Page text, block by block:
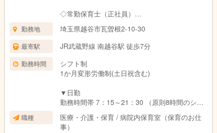
※持ち帰りの業務はほとんどありません。
【夜勤について】
16:00～ 夜勤預かりのお子さんが登園（入浴はご自宅で済ませ
ていただいています）
夕食後の主な業務
・寝かしつけ
休憩時間は6時間ありますが、状況に応じてお子さんへの対応が
発生する場合があります。
※正社員の夜勤は月に2〜3回程度です。
◇常勤保育士（正社員）
2年未満 基本給185,300円＋資格手当15,000円
／計200,300円
2年以上 基本給190,300円＋資格手当15,000円
／計205,300円
5年以上 基本給193,300円＋資格手当20,000円
10年以上 基本給195,300円＋資格手当30,000
円 ／計225,300円
※上記の金額に、夜勤手当12,000円（1回6,000
円 × 月2回）を加算した金額が、月収の想定額と
勤務地 埼玉県越谷市瓦曽根2-10-30
最寄駅 JR武蔵野線 南越谷駅 徒歩7分
勤務時間
シフト制
1か月変形労働制(土日祝含む)
▼日勤
勤務時間帯 7：15～21：30 （原則8時間のシフ
【休憩】60分
【残業】少なめ（月平均10時間以内）
職種
医療・介護・保育 / 病院内保育室（保育のお仕
事）